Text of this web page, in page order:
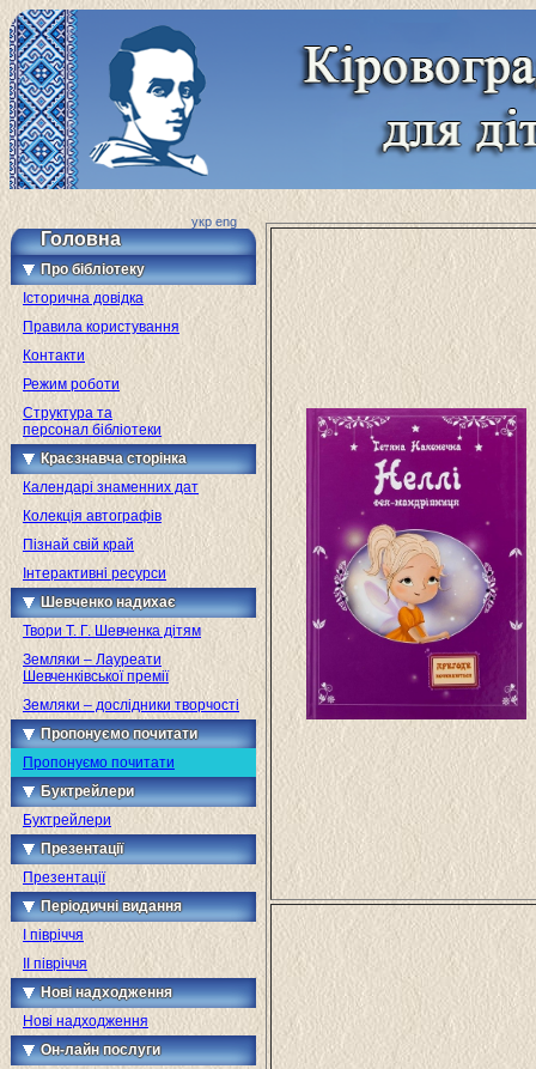
укр eng
Головна
Про бібліотеку
Історична довідка
Правила користування
Контакти
Режим роботи
Структура та
персонал бібліотеки
Краєзнавча сторінка
Календарі знаменних дат
Колекція автографів
Пізнай свій край
Інтерактивні ресурси
Шевченко надихає
Твори Т. Г. Шевченка дітям
Земляки – Лауреати
Шевченківської премії
Земляки – дослідники творчості
Пропонуємо почитати
Пропонуємо почитати
Буктрейлери
Буктрейлери
Презентації
Презентації
Періодичні видання
I півріччя
II півріччя
Нові надходження
Нові надходження
Он-лайн послуги